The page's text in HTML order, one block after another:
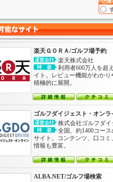
楽天ＧＯＲＡ/ゴルフ場予約
楽天株式会社
利用者600万人を超
イト。レビュー機能がわか
積極的に展開。
ゴルフダイジェスト・オン
株式会社ゴルフダ
全国、約1400コー
サイト。コンテンツ、口コ
情報も豊富。
ALBA.NET/ゴルフ場検索